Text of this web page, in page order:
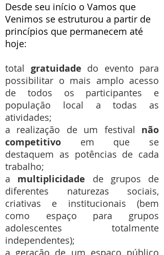
Desde seu início o Vamos que
Venimos se estruturou a partir de
princípios que permanecem até
hoje:
total gratuidade do evento para
possibilitar o mais amplo acesso
de todos os participantes e
população local a todas as
atividades;
a realização de um festival não
competitivo em que se
destaquem as potências de cada
trabalho;
a multiplicidade de grupos de
diferentes naturezas sociais,
criativas e institucionais (bem
como espaço para grupos
adolescentes totalmente
independentes);
a geração de um espaço público